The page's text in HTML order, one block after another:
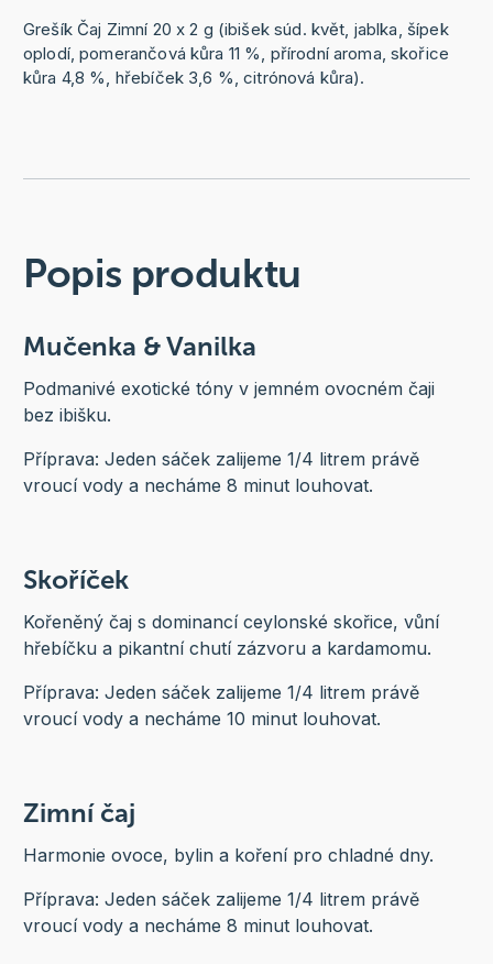
Grešík Čaj Zimní 20 x 2 g (ibišek súd. květ, jablka, šípek
oplodí, pomerančová kůra 11 %, přírodní aroma, skořice
kůra 4,8 %, hřebíček 3,6 %, citrónová kůra).
Popis produktu
Mučenka & Vanilka
Podmanivé exotické tóny v jemném ovocném čaji
bez ibišku.
Příprava: Jeden sáček zalijeme 1/4 litrem právě
vroucí vody a necháme 8 minut louhovat.
Skoříček
Kořeněný čaj s dominancí ceylonské skořice, vůní
hřebíčku a pikantní chutí zázvoru a kardamomu.
Příprava: Jeden sáček zalijeme 1/4 litrem právě
vroucí vody a necháme 10 minut louhovat.
Zimní čaj
Harmonie ovoce, bylin a koření pro chladné dny.
Příprava: Jeden sáček zalijeme 1/4 litrem právě
vroucí vody a necháme 8 minut louhovat.